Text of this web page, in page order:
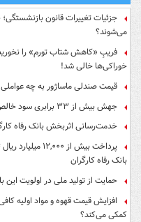
جزئیات تغییرات قانون
می‌شوند؟
خوراکی‌ها خالی شد!
قیمت صندلی ماساژور به چه
جهش بیش از ۳۳ برابری سود خالص بانک رفاه کارگران در بهار ۱۴۰۵
خدمت‌رسانی اثربخش بانک رفاه
پرداخت بیش از
بانک رفاه کارگران
حمایت از تولید ملی در اولویت این
افزایش قیمت قهوه و مواد اولیه
کمکی می‌کند؟